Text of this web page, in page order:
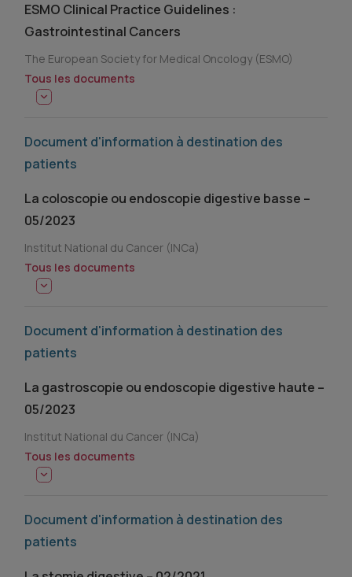
ESMO Clinical Practice Guidelines :
Gastrointestinal Cancers
The European Society for Medical Oncology (ESMO)
Tous les documents
Document d'information à destination des
patients
La coloscopie ou endoscopie digestive basse –
05/2023
Institut National du Cancer (INCa)
Tous les documents
Document d'information à destination des
patients
La gastroscopie ou endoscopie digestive haute –
05/2023
Institut National du Cancer (INCa)
Tous les documents
Document d'information à destination des
patients